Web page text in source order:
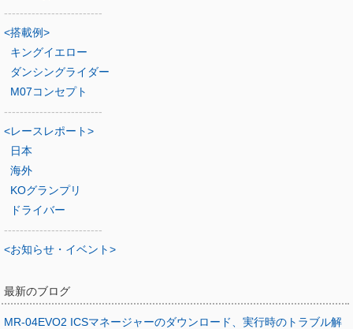
-------------------------
<搭載例>
キングイエロー
ダンシングライダー
M07コンセプト
-------------------------
<レースレポート>
日本
海外
KOグランプリ
ドライバー
-------------------------
<お知らせ・イベント>
最新のブログ
MR-04EVO2 ICSマネージャーのダウンロード、実行時のトラブル解